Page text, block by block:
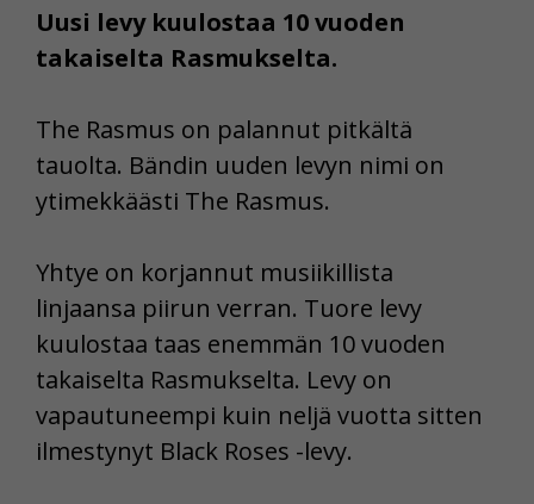
Uusi levy kuulostaa 10 vuoden
takaiselta Rasmukselta.
The Rasmus on palannut pitkältä
tauolta. Bändin uuden levyn nimi on
ytimekkäästi The Rasmus.
Yhtye on korjannut musiikillista
linjaansa piirun verran. Tuore levy
kuulostaa taas enemmän 10 vuoden
takaiselta Rasmukselta. Levy on
vapautuneempi kuin neljä vuotta sitten
ilmestynyt Black Roses -levy.